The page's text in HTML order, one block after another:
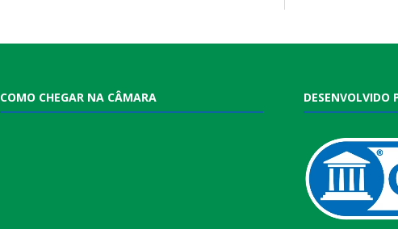
COMO CHEGAR NA CÂMARA DESENVOLVIDO